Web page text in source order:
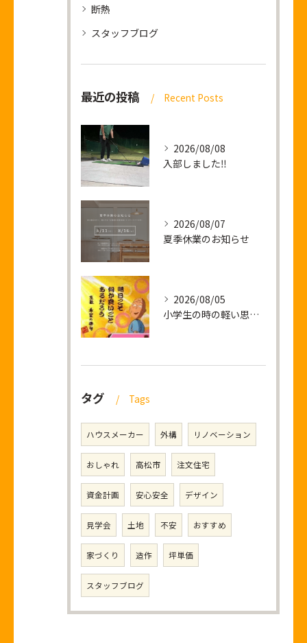
断熱
スタッフブログ
最近の投稿 Recent Posts
2026/08/08
入部しました‼
2026/08/07
夏季休業のお知らせ
2026/08/05
小学生の時の軽い思い出話し
タグ Tags
ハウスメーカー 外構 リノベーション
おしゃれ 高松市 注文住宅
資金計画 安心安全 デザイン
見学会 土地 不安 おすすめ
家づくり 造作 坪単価
スタッフブログ